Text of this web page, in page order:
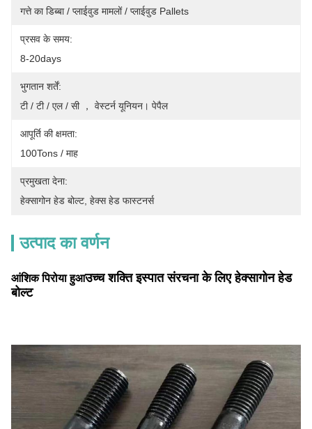
गत्ते का डिब्बा / प्लाईवुड मामलों / प्लाईवुड Pallets
प्रसव के समय:
8-20days
भुगतान शर्तें:
टी / टी / एल / सी ， वेस्टर्न यूनियन। पेपैल
आपूर्ति की क्षमता:
100Tons / माह
प्रमुखता देना:
हेक्सागोन हेड बोल्ट हेक्स हेड फास्टनर्स
उत्पाद का वर्णन
आंशिक पिरोया हुआउच्च शक्ति इस्पात संरचना के लिए हेक्सागोन हेड
बोल्ट